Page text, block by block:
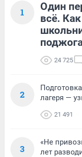
1
Один
всё.
24 725
2
лагеря —
21 491
3
«Не
лет